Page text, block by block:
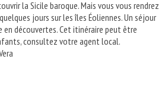
la Sicile baroque. Mais vous vous rendrez
jours sur les îles Éoliennes. Un séjour
découvertes. Cet itinéraire peut être
consultez votre agent local.